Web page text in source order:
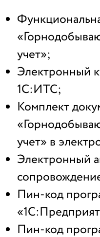
учет»;
Электронный
1С:ИТС;
Комплект
учет» в
Электронный
Пин-код
Пин-код